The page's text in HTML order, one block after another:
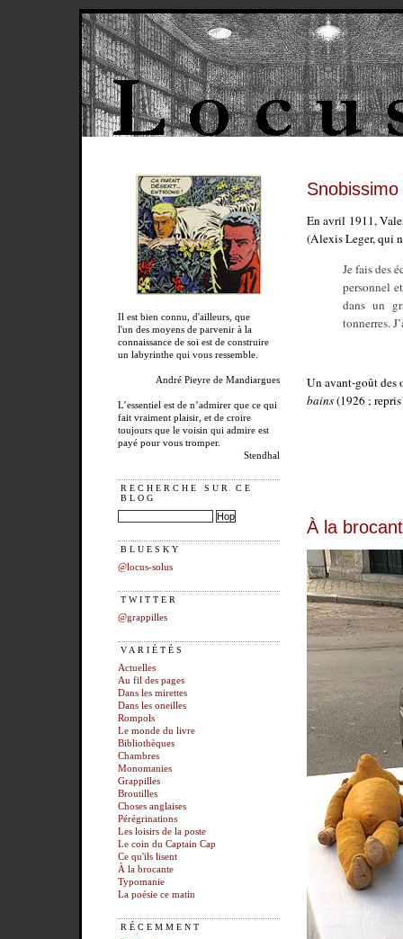
Il est bien connu, d'ailleurs, que
l'un des moyens de parvenir à la
connaissance de soi est de construire
un labyrinthe qui vous ressemble.
André Pieyre de Mandiargues
L’essentiel est de n’admirer que ce qui
fait vraiment plaisir, et de croire
toujours que le voisin qui admire est
payé pour vous tromper.
Stendhal
RECHERCHE SUR CE
BLOG
BLUESKY
@locus-solus
TWITTER
@grappilles
VARIÉTÉS
Actuelles
Au fil des pages
Dans les mirettes
Dans les oneilles
Rompols
Le monde du livre
Bibliothèques
Chambres
Monomanies
Grappilles
Broutilles
Choses anglaises
Pérégrinations
Les loisirs de la poste
Le coin du Captain Cap
Ce qu'ils lisent
À la brocante
Typomanie
La poésie ce matin
RÉCEMMENT
Snobissimo
En avril 1911,
(Alexis Leger, qui
Je fais des
personnel
dans un
tonnerres.
Un avant-goût des
bains(1926 ;
À la